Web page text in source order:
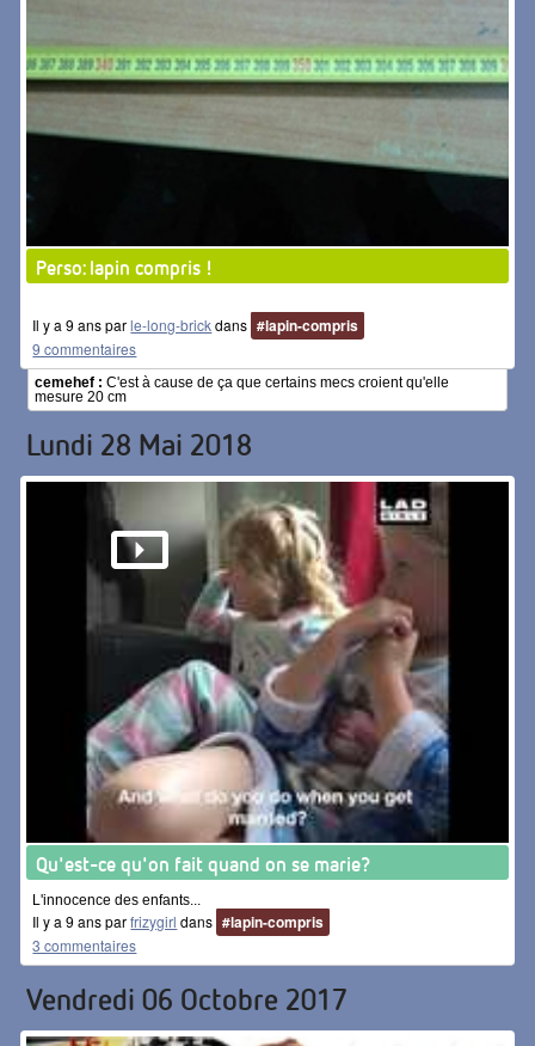
Perso: lapin compris !
Il y a 9 ans parle-long-brickdans #lapin-compris
9 commentaires
cemehef : C'est à cause de ça que certains mecs croient qu'elle
mesure 20 cm
Lundi 28 Mai 2018
Qu'est-ce qu'on fait quand on se marie?
L'innocence des enfants...
Il y a 9 ans parfrizygirl dans #lapin-compris
3 commentaires
Vendredi 06 Octobre 2017